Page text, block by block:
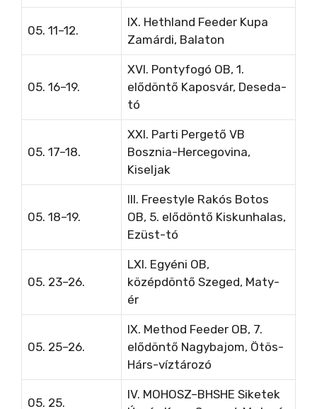
05. 11–12.
IX. Hethland Feeder Kupa
Zamárdi, Balaton
05. 16–19.
XVI. Pontyfogó OB, 1.
elődöntő Kaposvár, Deseda-
tó
05. 17–18.
XXI. Parti Pergető VB
Bosznia-Hercegovina,
Kiseljak
05. 18–19.
III. Freestyle Rakós Botos
OB, 5. elődöntő Kiskunhalas,
Ezüst-tó
05. 23–26.
LXI. Egyéni OB,
középdöntő Szeged, Maty-
ér
05. 25–26.
IX. Method Feeder OB, 7.
elődöntő Nagybajom, Ötös-
Hárs-víztározó
05. 25.
IV. MOHOSZ–BHSHE Siketek